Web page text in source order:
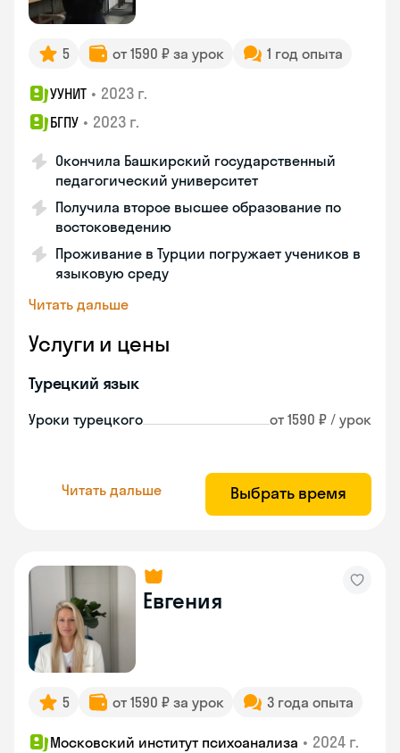
5 от 1590 ₽ за урок 1 год опыта
УУНИТ • 2023 г.
БГПУ • 2023 г.
Окончила Башкирский государственный
педагогический университет
Получила второе высшее образование по
востоковедению
Проживание в Турции погружает учеников в
языковую среду
Читать дальше
Услуги и цены
Турецкий язык
Уроки турецкого от 1590 ₽ / урок
Читать дальше Выбрать время
Евгения
5 от 1590 ₽ за урок 3 года опыта
Московский институт психоанализа • 2024 г.